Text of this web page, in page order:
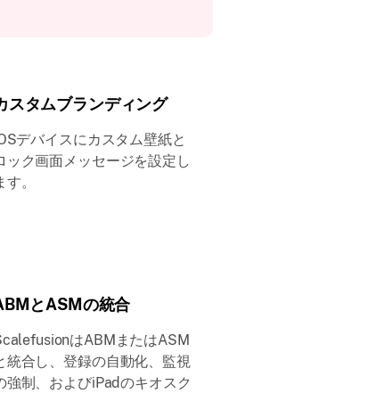
スタムブランディング
デバイスにカスタム壁紙と
ック画面メッセージを設定し
す。
とASMの統合
はABMまたはASM
統合し、登録の自動化、監視
強制、およびiPadのキオスク